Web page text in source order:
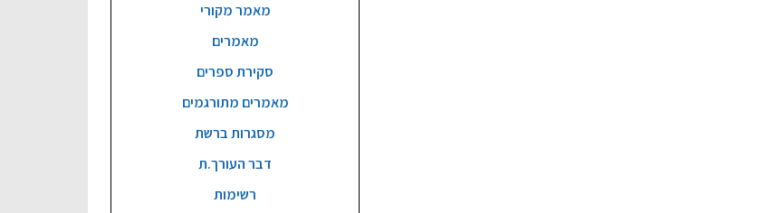
מאמר מקורי
מאמרים
סקירת ספרים
מאמרים מתורגמים
מסגרות ברשת
דבר העורך.ת
רשימות